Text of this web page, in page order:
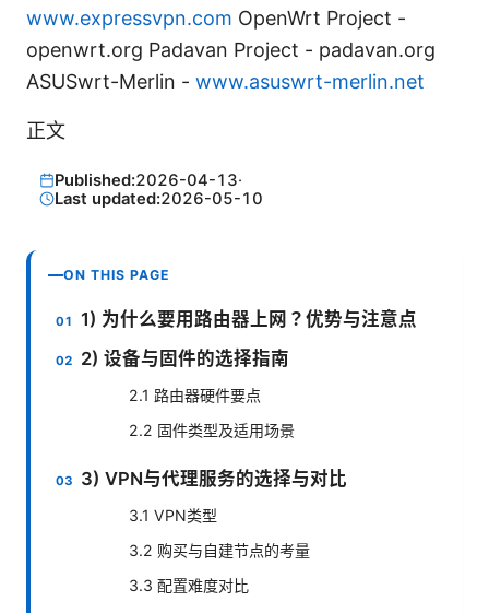
www.expressvpn.com OpenWrt Project -
openwrt.org Padavan Project - padavan.org
ASUSwrt-Merlin - www.asuswrt-merlin.net
正文
Published:2026-04-13·
Last updated:2026-05-10
ON THIS PAGE
1) 为什么要用路由器上网？优势与注意点
2) 设备与固件的选择指南
2.1 路由器硬件要点
2.2 固件类型及适用场景
3) VPN与代理服务的选择与对比
3.1 VPN类型
3.2 购买与自建节点的考量
3.3 配置难度对比